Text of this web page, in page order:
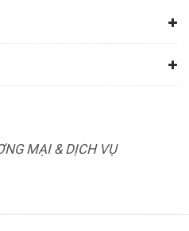
MẠI & DỊCH VỤ